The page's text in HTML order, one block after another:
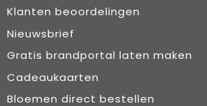
Klanten beoordelingen
Nieuwsbrief
Gratis brandportal laten maken
Cadeaukaarten
Bloemen direct bestellen